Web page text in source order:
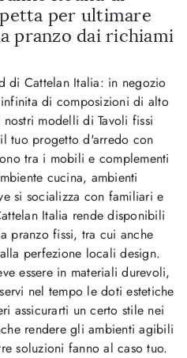
per ultimare
pranzo dai richiami
di Cattelan Italia: in negozio
di composizioni di alto
modelli di Tavoli fissi
tuo progetto d'arredo con
tra i mobili e complementi
cucina, ambienti
si socializza con familiari e
Italia rende disponibili
pranzo fissi, tra cui anche
perfezione locali design.
essere in materiali durevoli,
nel tempo le doti estetiche
assicurarti un certo stile nei
rendere gli ambienti agibili
soluzioni fanno al caso tuo.